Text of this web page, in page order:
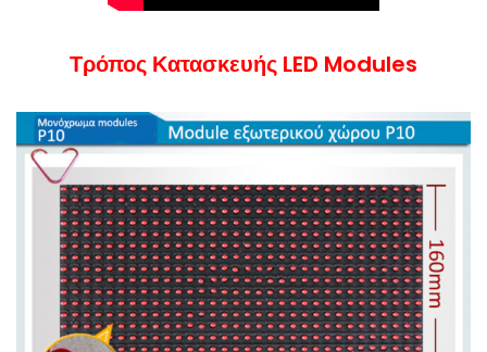
Τρόπος Κατασκευής LED Modules